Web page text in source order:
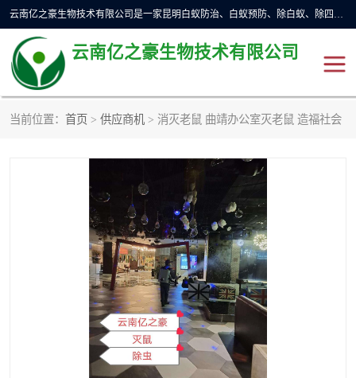
云南亿之豪生物技术有限公司是一家昆明白蚁防治、白蚁预防、除白蚁、除四害、灭蟑螂、消毒等业务的公司，公司致力于诚信经营、科技良好、讲究信誉、造福社会的理念，坚持走技术化、服务统一化,竭诚以优良的施工质量、主动的跟进服务、的管理经验，以诚信取于社会，立足于社会。
云南亿之豪生物技术有限公司
当前位置： 首页 > 供应商机 > 消灭老鼠 曲靖办公室灭老鼠 造福社会
昆明杀虫
昆明消杀公司
昆明消毒公司 昆明灭红火蚁公司
昆明驱蛇公司 昆明除虫除蚁